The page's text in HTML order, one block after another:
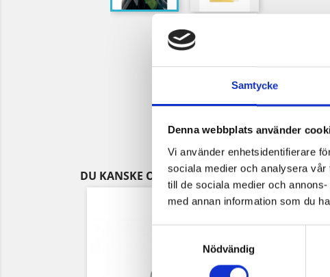
Samtycke
Denna webbplats använder
Vi använder enhetsidentifierare
sociala medier och analysera
till de sociala medier och
med annan information som du
Nödvändig
DU KANSKE OCKSÅ GILLAR